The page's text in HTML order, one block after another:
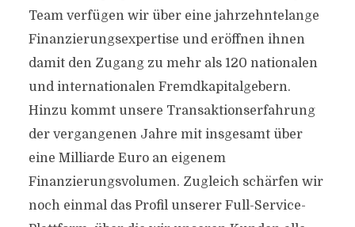
Team verfügen wir über eine jahrzehntelange
Finanzierungsexpertise und eröffnen ihnen
damit den Zugang zu mehr als 120 nationalen
und internationalen Fremdkapitalgebern.
Hinzu kommt unsere Transaktionserfahrung
der vergangenen Jahre mit insgesamt über
eine Milliarde Euro an eigenem
Finanzierungsvolumen. Zugleich schärfen wir
noch einmal das Profil unserer Full-Service-